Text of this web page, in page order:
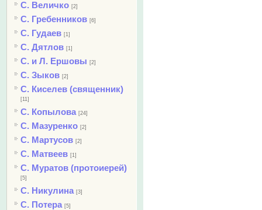
С. Величко [2]
С. Гребенников [6]
С. Гудаев [1]
С. Дятлов [1]
С. и Л. Ершовы [2]
С. Зыков [2]
С. Киселев (священник)
[11]
С. Копылова [24]
С. Мазуренко [2]
С. Мартусов [2]
С. Матвеев [1]
С. Муратов (протоиерей)
[5]
С. Никулина [3]
С. Потера [5]